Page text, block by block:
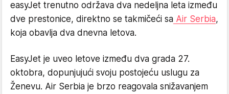
easyJet trenutno održava dva nedeljna leta između
dve prestonice, direktno se takmičeći sa Air Serbia,
koja obavlja dva dnevna letova.
EasyJet je uveo letove između dva grada 27.
oktobra, dopunjujući svoju postojeću uslugu za
Ženevu. Air Serbia je brzo reagovala snižavanjem